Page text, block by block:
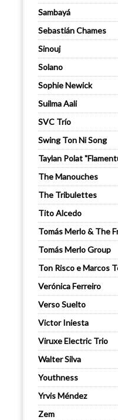
Sambayá
Sebastián Chames
Sinouj
Solano
Sophie Newick
Suilma Aali
SVC Trío
Swing Ton Ni Song
Taylan Polat
The Manouches
The Tribulettes
Tito Alcedo
Tomás Merlo & The
Tomás Merlo Group
Ton Risco e Marcos
Verónica Ferreiro
Verso Suelto
Victor Iniesta
Viruxe Electric Trio
Walter Silva
Youthness
Yrvis Méndez
Zem